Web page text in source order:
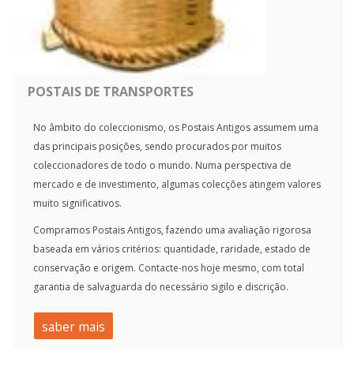
POSTAIS DE TRANSPORTES
No âmbito do coleccionismo, os Postais Antigos assumem uma
das principais posições, sendo procurados por muitos
coleccionadores de todo o mundo. Numa perspectiva de
mercado e de investimento, algumas colecções atingem valores
muito significativos.
Compramos Postais Antigos, fazendo uma avaliação rigorosa
baseada em vários critérios: quantidade, raridade, estado de
conservação e origem. Contacte-nos hoje mesmo, com total
garantia de salvaguarda do necessário sigilo e discrição.
saber mais